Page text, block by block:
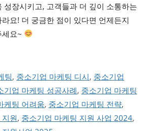
성장시키고, 고객들과 더 깊이 소통하는
요! 더 궁금한 점이 있다면 언제든지
요~
팅, 중소기업 마케팅 디시, 중소기업
기업 마케팅 성공사례, 중소기업 마케팅
케팅 어려움, 중소기업 마케팅 전략,
원, 중소기업 마케팅 지원 사업 2024,